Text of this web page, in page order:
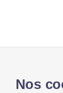
Nos